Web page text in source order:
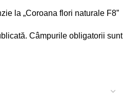
la „Coroana flori naturale F8”
Câmpurile obligatorii sunt